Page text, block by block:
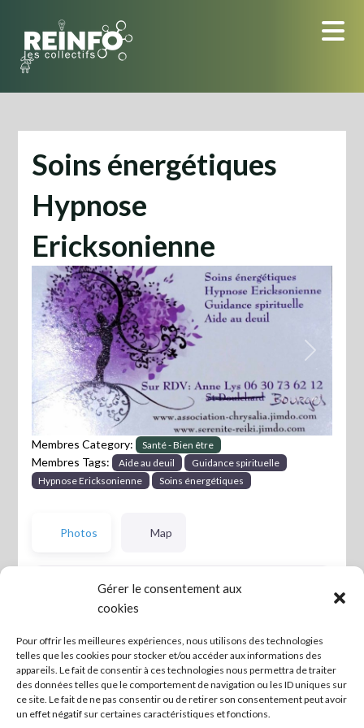
Gérer le consentement aux
cookies
Pour offrir les meilleures expériences, nous utilisons des technologies
telles que les cookies pour stocker et/ou accéder aux informations des
appareils. Le fait de consentir à ces technologies nous permettra de traiter
des données telles que le comportement de navigation ou les ID uniques sur
ce site. Le fait de ne pas consentir ou de retirer son consentement peut avoir
un effet négatif sur certaines caractéristiques et fonctions.
content
Soins énergétiques
Hypnose
Ericksonienne
Previous Next
Membres Category: Santé - Bien être
Membres Tags: Aide au deuil
Guidance spirituelle
Hypnose Ericksonienne
Soins énergétiques
Photos Map